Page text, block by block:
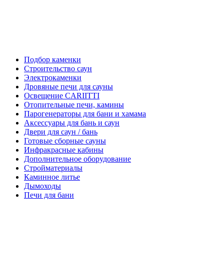
Подбор каменки
Строительство саун
Электрокаменки
Дровяные печи для сауны
Освещение CARIITTI
Отопительные печи, камины
Парогенераторы для бани и хамама
Аксессуары для бань и саун
Двери для саун / бань
Готовые сборные сауны
Инфракрасные кабины
Дополнительное оборудование
Стройматериалы
Каминное литье
Дымоходы
Печи для бани